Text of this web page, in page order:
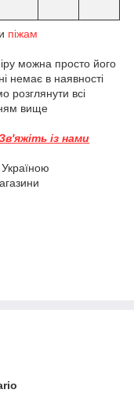
піжам
можна просто його
немає в наявності
розглянути всі
вище
із нами